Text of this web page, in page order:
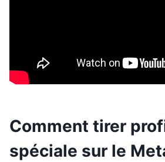
Comment tirer
spéciale sur le